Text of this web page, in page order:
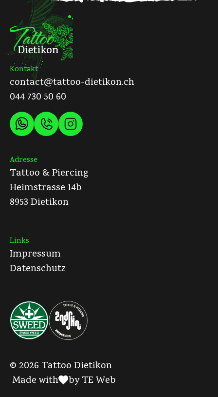
Kontakt
contact@tattoo-dietikon.ch
044 730 50 60
Adresse
Tattoo & Piercing
Heimstrasse 14b
8953 Dietikon
Links
Impressum
Datenschutz
© 2026 Tattoo Dietikon
Made with
by TE Web